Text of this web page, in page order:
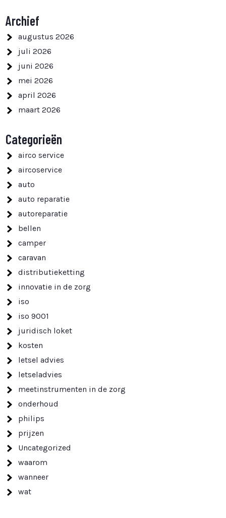
Archief
augustus 2026
juli 2026
juni 2026
mei 2026
april 2026
maart 2026
Categorieën
airco service
aircoservice
auto
auto reparatie
autoreparatie
bellen
camper
caravan
distributieketting
innovatie in de zorg
iso
iso 9001
juridisch loket
kosten
letsel advies
letseladvies
meetinstrumenten in de zorg
onderhoud
philips
prijzen
Uncategorized
waarom
wanneer
wat